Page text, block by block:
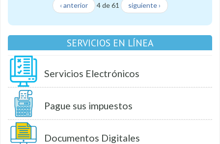
‹ anterior 4 de 61 siguiente ›
SERVICIOS EN LÍNEA
Servicios Electrónicos
Pague sus impuestos
Documentos Digitales